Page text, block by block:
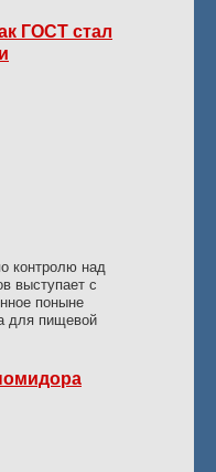
ГОСТ стал
контролю над
выступает с
поныне
для пищевой